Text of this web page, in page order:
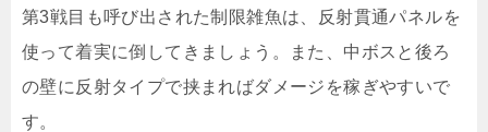
第3戦目も呼び出された制限雑魚は、反射貫通パネルを
使って着実に倒してきましょう。また、中ボスと後ろ
の壁に反射タイプで挟まればダメージを稼ぎやすいで
す。